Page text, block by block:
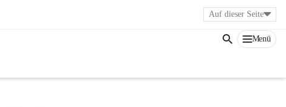
Menü
Auf dieser Seite